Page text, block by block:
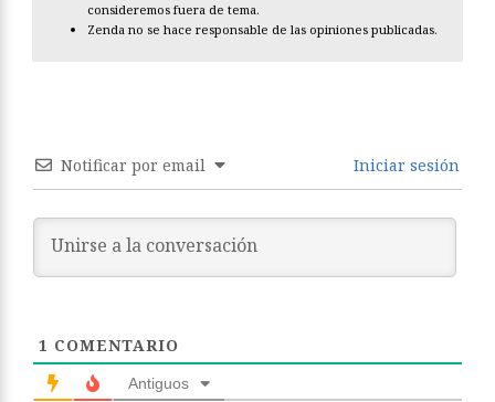
consideremos fuera de tema.
Zenda no se hace responsable de las opiniones publicadas.
Notificar por email Iniciar sesión
1 COMENTARIO
Antiguos